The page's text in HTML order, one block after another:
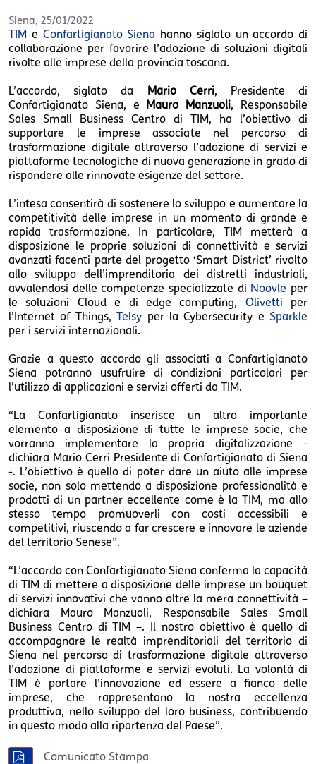
Siena, 25/01/2022
TIM e Confartigianato Siena hanno siglato un accordo di
collaborazione per favorire l’adozione di soluzioni digitali
rivolte alle imprese della provincia toscana.
L’accordo, siglato da Mario Cerri, Presidente di
Confartigianato Siena, e Mauro Manzuoli, Responsabile
Sales Small Business Centro di TIM, ha l’obiettivo di
supportare le imprese associate nel percorso di
trasformazione digitale attraverso l’adozione di servizi e
piattaforme tecnologiche di nuova generazione in grado di
rispondere alle rinnovate esigenze del settore.
L’intesa consentirà di sostenere lo sviluppo e aumentare la
competitività delle imprese in un momento di grande e
rapida trasformazione. In particolare, TIM metterà a
disposizione le proprie soluzioni di connettività e servizi
avanzati facenti parte del progetto ‘Smart District’ rivolto
allo sviluppo dell’imprenditoria dei distretti industriali,
avvalendosi delle competenze specializzate di Noovle per
le soluzioni Cloud e di edge computing, Olivetti per
l’Internet of Things,Telsy per la Cybersecurity e Sparkle
per i servizi internazionali.
Grazie a questo accordo gli associati a Confartigianato
Siena potranno usufruire di condizioni particolari per
l’utilizzo di applicazioni e servizi offerti da TIM.
“La Confartigianato inserisce un altro importante
elemento a disposizione di tutte le imprese socie, che
vorranno implementare la propria digitalizzazione -
dichiara Mario Cerri Presidente di Confartigianato di Siena
-. L’obiettivo è quello di poter dare un aiuto alle imprese
socie, non solo mettendo a disposizione professionalità e
prodotti di un partner eccellente come è la TIM, ma allo
stesso tempo promuoverli con costi accessibili e
competitivi, riuscendo a far crescere e innovare le aziende
del territorio Senese”.
“L’accordo con Confartigianato Siena conferma la capacità
di TIM di mettere a disposizione delle imprese un bouquet
di servizi innovativi che vanno oltre la mera connettività –
dichiara Mauro Manzuoli, Responsabile Sales Small
Business Centro di TIM –. Il nostro obiettivo è quello di
accompagnare le realtà imprenditoriali del territorio di
Siena nel percorso di trasformazione digitale attraverso
l’adozione di piattaforme e servizi evoluti. La volontà di
TIM è portare l’innovazione ed essere a fianco delle
imprese, che rappresentano la nostra eccellenza
produttiva, nello sviluppo del loro business, contribuendo
in questo modo alla ripartenza del Paese”.
Comunicato Stampa